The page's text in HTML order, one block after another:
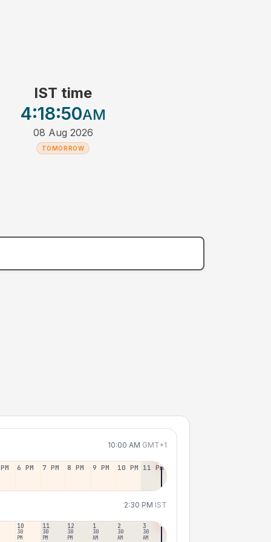
IST time
4:18:50AM
08 Aug 2026
TOMORROW
10:00 AM GMT+1
6 PM 7 PM 8 PM 9 PM 10 PM 11 PM
2:30 PM IST
10
30
PM
11
30
PM
12
30
PM
1
30
AM
2
30
AM
3
30
AM